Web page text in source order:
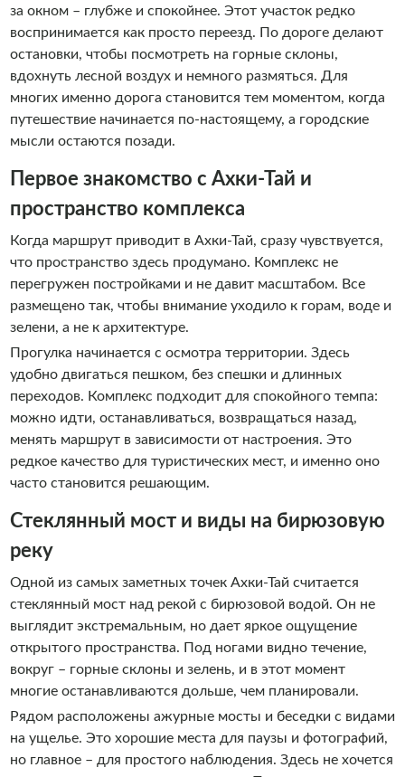
за окном – глубже и спокойнее. Этот участок редко
воспринимается как просто переезд. По дороге делают
остановки, чтобы посмотреть на горные склоны,
вдохнуть лесной воздух и немного размяться. Для
многих именно дорога становится тем моментом, когда
путешествие начинается по-настоящему, а городские
мысли остаются позади.
Первое знакомство с Ахки-Тай и
пространство комплекса
Когда маршрут приводит в Ахки-Тай, сразу чувствуется,
что пространство здесь продумано. Комплекс не
перегружен постройками и не давит масштабом. Все
размещено так, чтобы внимание уходило к горам, воде и
зелени, а не к архитектуре.
Прогулка начинается с осмотра территории. Здесь
удобно двигаться пешком, без спешки и длинных
переходов. Комплекс подходит для спокойного темпа:
можно идти, останавливаться, возвращаться назад,
менять маршрут в зависимости от настроения. Это
редкое качество для туристических мест, и именно оно
часто становится решающим.
Стеклянный мост и виды на бирюзовую
реку
Одной из самых заметных точек Ахки-Тай считается
стеклянный мост над рекой с бирюзовой водой. Он не
выглядит экстремальным, но дает яркое ощущение
открытого пространства. Под ногами видно течение,
вокруг – горные склоны и зелень, и в этот момент
многие останавливаются дольше, чем планировали.
Рядом расположены ажурные мосты и беседки с видами
на ущелье. Это хорошие места для паузы и фотографий,
но главное – для простого наблюдения. Здесь не хочется